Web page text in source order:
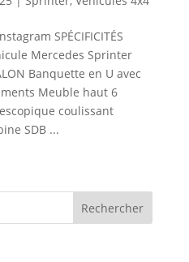
SPÉCIFICITÉS
Mercedes Sprinter
Banquette en U avec
Meuble haut 6
coulissant
SDB ...